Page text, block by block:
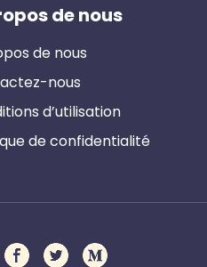
de nous
de nous
nous
d’utilisation
de confidentialité